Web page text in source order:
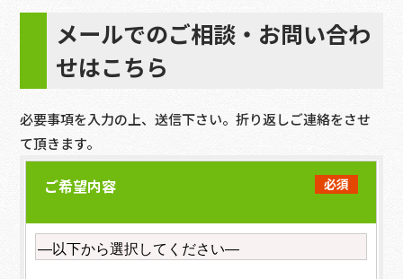
メールでのご相談・お問い合わ
せはこちら
必要事項を入力の上、送信下さい。折り返しご連絡をさせ
て頂きます。
ご希望内容 必須